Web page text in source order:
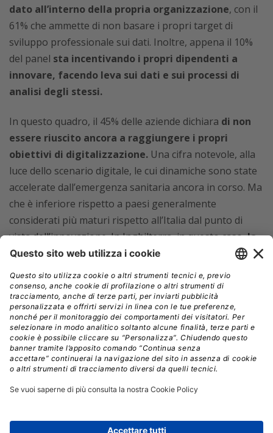
dato all’interno della propria organizzazione, con il
61% che ammette di non basare i propri target di
sviluppo professionale sui dati. Inoltre, appena il 10%
del panel sta incentivando i propri dipendenti a
innovare, facendo leva sui dati e sui processi di
analisi degli stessi.
In questo quadro, il 45% delle aziende dichiara di non
essere riuscito ancora a raggiungere i propri
obiettivi di digitalizzazione. Una cifra notevole, alla
luce dello scenario digitale, le cui dinamiche sono state
accelerate dall’emergenza sanitaria ancora in corso. Ma
che è inferiore rispetto a paesi generalmente
considerati più maturi rispetto all’Italia dal punto di
vista dell’innovazione. In Inghilterra, in questo caso,la
cifra sale al 55%, mentre si assesta al 52% in
Germania e al 56% in Francia.
Tuttavia, aumenta, ed è destinato a crescere ancora,
l’investimento IT delle aziende italiane, con un
incremento del 18% nel corso dell’ultimo triennio e un
balzo del 65% entro il 2024.
modo in cui le aziende stanno utilizzando i dati in loro
President e General Manager di Dell Technologies